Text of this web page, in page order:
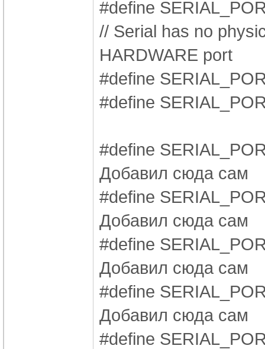
#define
// Serial has no
HARDWARE port
#define
#define
#define
Добавил сюда сам
#define
Добавил сюда сам
#define
Добавил сюда сам
#define
Добавил сюда сам
#define